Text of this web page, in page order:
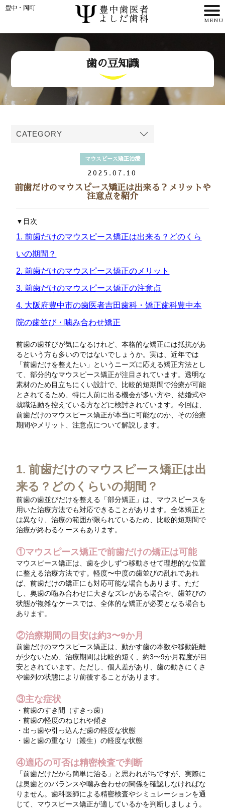
>
理事長・歯科医師紹介
アクセス
WEB予約
歯の豆知識
託児サービス
施設基準掲示
豊中・岡町
歯の豆知識
マウスピース矯正治療
2025.07.10
前歯だけのマウスピース矯正は出来る？メリットや
注意点を紹介
▼目次
1. 前歯だけのマウスピース矯正は出来る？どのくら
いの期間？
2. 前歯だけのマウスピース矯正のメリット
3. 前歯だけのマウスピース矯正の注意点
4. 大阪府豊中市の歯医者吉田歯科・矯正歯科豊中本
院の歯並び・噛み合わせ矯正
前歯の歯並びが気になるけれど、本格的な矯正には抵抗があ
るという方も多いのではないでしょうか。実は、近年では
「前歯だけを整えたい」というニーズに応える矯正方法とし
て、部分的なマウスピース矯正が注目されています。透明な
素材のため目立ちにくい設計で、比較的短期間で治療が可能
とされてるため、特に人前に出る機会が多い方や、結婚式や
就職活動を控えている方などに検討されています。今回は、
前歯だけのマウスピース矯正が本当に可能なのか、その治療
期間やメリット、注意点について解説します。
1. 前歯だけのマウスピース矯正は出
来る？どのくらいの期間？
前歯の歯並びだけを整える「部分矯正」は、マウスピースを
用いた治療方法でも対応できることがあります。全体矯正と
は異なり、治療の範囲が限られているため、比較的短期間で
治療が終わるケースもあります。
①マウスピース矯正で前歯だけの矯正は可能
マウスピース矯正は、歯を少しずつ移動させて理想的な位置
に整える治療方法です。軽度〜中度の歯並びの乱れであれ
ば、前歯だけの矯正にも対応可能な場合もあります。ただ
し、奥歯の噛み合わせに大きなズレがある場合や、歯並びの
状態が複雑なケースでは、全体的な矯正が必要となる場合も
あります。
②治療期間の目安は約3〜9か月
前歯だけのマウスピース矯正は、動かす歯の本数や移動距離
が少ないため、治療期間は比較的短く、約3〜9か月程度が目
安とされています。ただし、個人差があり、歯の動きにくさ
や歯列の状態により前後することがあります。
③主な症状
・前歯のすき間（すきっ歯）
・前歯の軽度のねじれや傾き
・出っ歯や引っ込んだ歯の軽度な状態
・歯と歯の重なり（叢生）の軽度な状態
④適応の可否は精密検査で判断
「前歯だけだから簡単に治る」と思われがちですが、実際に
は奥歯とのバランスや噛み合わせの関係を確認しなければな
りません。歯科医師による精密検査やシミュレーションを通
じて、マウスピース矯正が適しているかを判断しましょう。